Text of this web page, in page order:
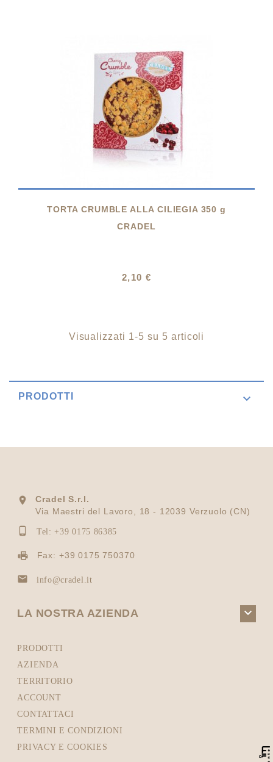
TORTA CRUMBLE ALLA CILIEGIA 350 g
CRADEL
2,10 €
Visualizzati 1-5 su 5 articoli
PRODOTTI 

Cradel S.r.l.
Via Maestri del Lavoro, 18 - 12039 Verzuolo (CN)
 Tel: +39 0175 86385
Fax: +39 0175 750370
 info@cradel.it
LA NOSTRA AZIENDA 
PRODOTTI
AZIENDA
TERRITORIO
ACCOUNT
CONTATTACI
TERMINI E CONDIZIONI
PRIVACY E COOKIES